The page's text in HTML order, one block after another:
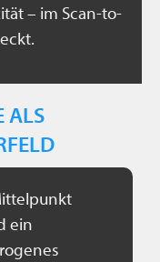
– im Scan-to-
ALS
ein